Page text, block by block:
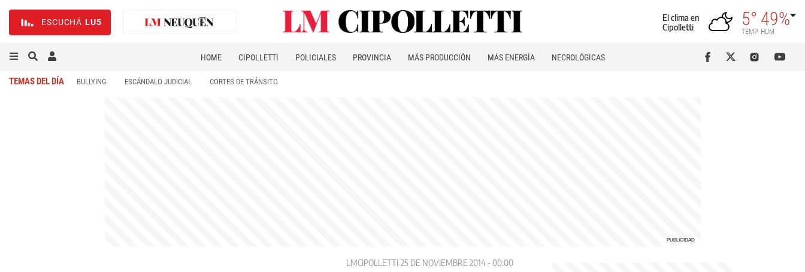
ESCUCHÁ LU5
El clima en
Cipolletti
5°
TEMP
49%
HUM
HOME CIPOLLETTI POLICIALES PROVINCIA MÁS PRODUCCIÓN MÁS ENERGÍA NECROLÓGICAS
TEMAS DEL DÍA BULLYING ESCÁNDALO JUDICIAL CORTES DE TRÁNSITO
LMCIPOLLETTI 25 DE NOVIEMBRE 2014 - 00:00